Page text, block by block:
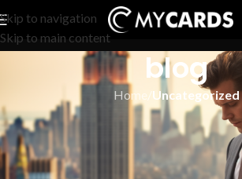
Skip to navigation
Skip to main content
blog
Home/Uncategorized
UNCATEGORIZED
Card NFC
On Luglio 16, 2025